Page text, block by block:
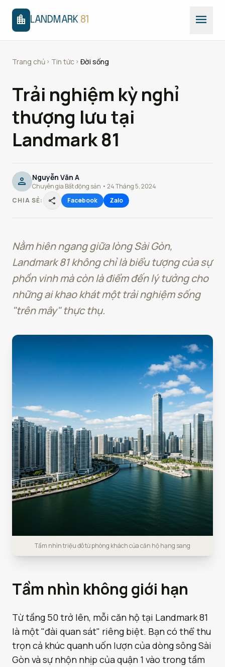
location_city LANDMARK 81 menu
Trang chủ chevron_right Tin tức chevron_right Đời sống
Trải nghiệm kỳ nghỉ
thượng lưu tại
Landmark 81
person Nguyễn Văn A
Chuyên gia Bất động sản • 24 Tháng 5, 2024
CHIA SẺ:
share Facebook Zalo
Nằm hiên ngang giữa lòng Sài Gòn,
Landmark 81 không chỉ là biểu tượng của sự
phồn vinh mà còn là điểm đến lý tưởng cho
những ai khao khát một trải nghiệm sống
"trên mây" thực thụ.
Tầm nhìn triệu đô từ phòng khách của căn hộ hạng sang
Tầm nhìn không giới hạn
Từ tầng 50 trở lên, mỗi căn hộ tại Landmark 81
là một "đài quan sát" riêng biệt. Bạn có thể thu
trọn cả khúc quanh uốn lượn của dòng sông Sài
Gòn và sự nhộn nhịp của quận 1 vào trong tầm